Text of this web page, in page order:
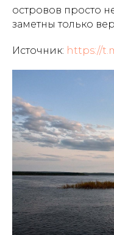
островов просто
заметны только
Источник: https://